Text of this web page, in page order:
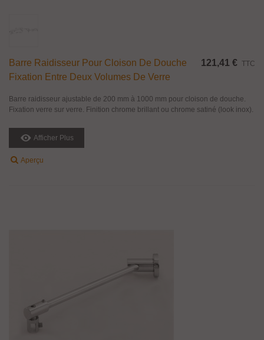
Barre Raidisseur Pour Cloison De Douche
Fixation Entre Deux Volumes De Verre
121,41 € TTC
Barre raidisseur ajustable de 200 mm à 1000 mm pour cloison de douche.
Fixation verre sur verre. Finition chrome brillant ou chrome satiné (look inox).
Afficher Plus
Aperçu